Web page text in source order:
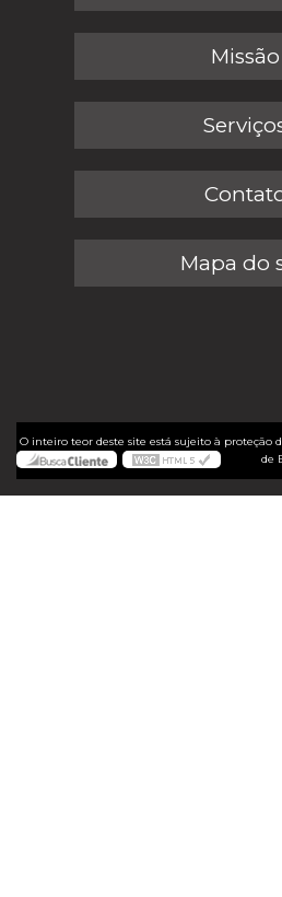
Missão
Mapa do
O inteiro teor deste site está sujeito à proteção
de